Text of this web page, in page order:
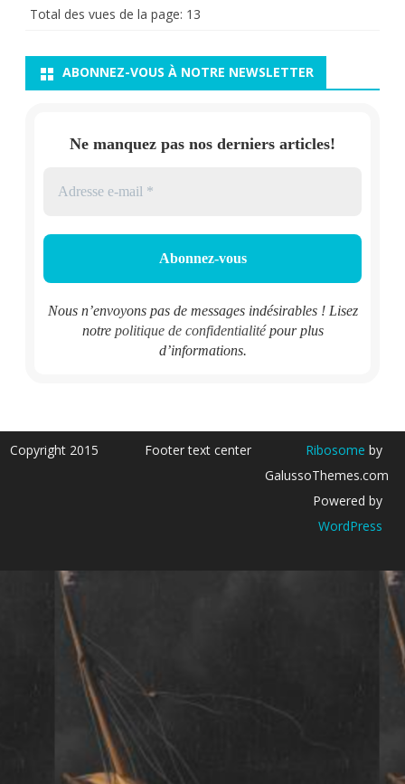
Total des vues de la page: 13
ABONNEZ-VOUS À NOTRE NEWSLETTER
Ne manquez pas nos derniers articles!
Nous n’envoyons pas de messages indésirables ! Lisez
notre politique de confidentialitépour plus
d’informations.
Copyright 2015 Footer text center Ribosome by
GalussoThemes.com
Powered by
WordPress